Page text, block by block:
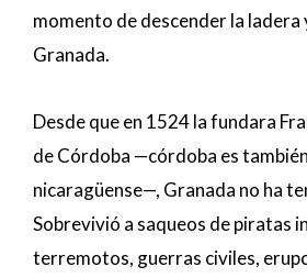
momento de descender la ladera
Granada.
Desde que en 1524 la fundara
de Córdoba —córdoba es
nicaragüense—, Granada no ha
Sobrevivió a saqueos de piratas
terremotos, guerras civiles,